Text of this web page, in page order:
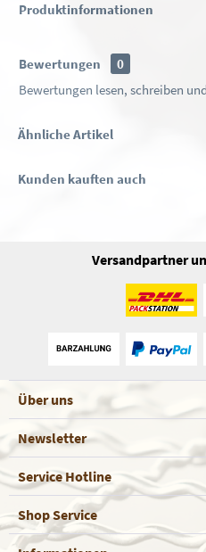
Produktinformationen
Bewertungen
0
Bewertungen lesen, schreiben
Ähnliche Artikel
Kunden kauften auch
Versandpartner
Über uns
Newsletter
Service Hotline
Shop Service